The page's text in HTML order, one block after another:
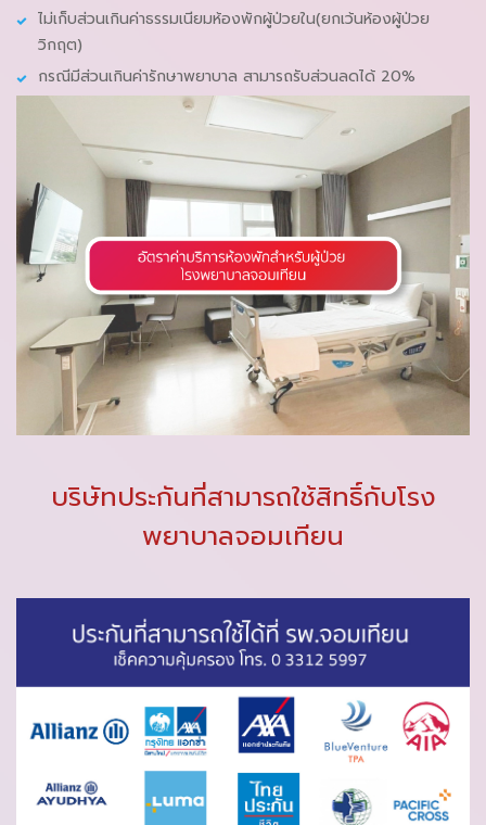
ไม่เก็บส่วนเกินค่าธรรมเนียมห้องพักผู้ป่วยใน(ยกเว้นห้องผู้ป่วย
วิกฤต)
กรณีมีส่วนเกินค่ารักษาพยาบาล สามารถรับส่วนลดได้ 20%
บริษัทประกันที่สามารถใช้สิทธิ์กับโรง
พยาบาลจอมเทียน